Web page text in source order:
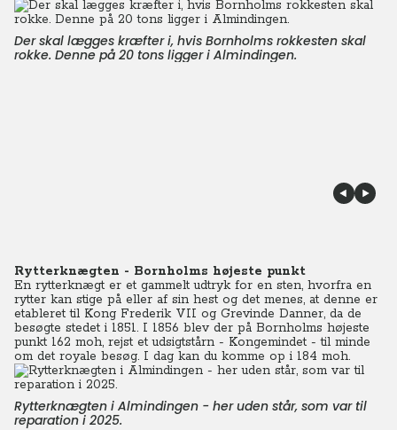
Der skal lægges kræfter i, hvis Bornholms rokkesten skal
rokke. Denne på 20 tons ligger i Almindingen.
Rytterknægten - Bornholms højeste punkt
En rytterknægt er et gammelt udtryk for en sten, hvorfra en
rytter kan stige på eller af sin hest og det menes, at denne er
etableret til Kong Frederik VII og Grevinde Danner, da de
besøgte stedet i 1851. I 1856 blev der på Bornholms højeste
punkt 162 moh, rejst et udsigtstårn - Kongemindet - til minde
om det royale besøg. I dag kan du komme op i 184 moh.
Rytterknægten i Almindingen - her uden står, som var til
reparation i 2025.